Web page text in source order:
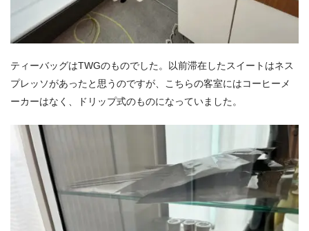
ティーバッグはTWGのものでした。以前滞在したスイートはネス
プレッソがあったと思うのですが、こちらの客室にはコーヒーメ
ーカーはなく、ドリップ式のものになっていました。